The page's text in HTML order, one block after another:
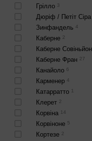
Грілло 3
Дюріф / Петіт Сіра
Зинфандель 4
Каберне 2
Каберне Совіньйон
Каберне Фран 27
Канайоло 6
Карменер 4
Катарратто 1
Клерет 2
Корвіна 14
Корвіноне 5
Кортезе 2